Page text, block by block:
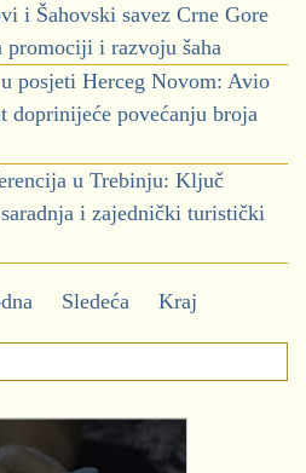
i Šahovski savez Crne Gore
promociji i razvoju šaha
posjeti Herceg Novom: Avio
povećanju broja
u Trebinju: Ključ
i zajednički turistički
Sledeća Kraj